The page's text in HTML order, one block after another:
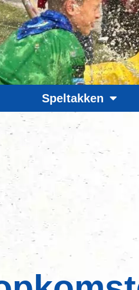
Speltakken